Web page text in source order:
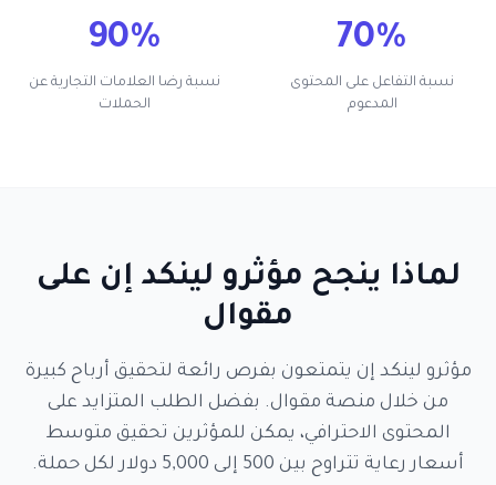
70%
نسبة التفاعل على المحتوى
المدعوم
90%
نسبة رضا العلامات التجارية عن
الحملات
لماذا ينجح مؤثرو لينكد إن على
مقوال
مؤثرو لينكد إن يتمتعون بفرص رائعة لتحقيق أرباح كبيرة
من خلال منصة مقوال. بفضل الطلب المتزايد على
المحتوى الاحترافي، يمكن للمؤثرين تحقيق متوسط
أسعار رعاية تتراوح بين 500 إلى 5,000 دولار لكل حملة.